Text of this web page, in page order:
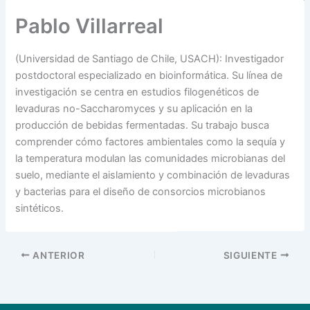
Pablo Villarreal
(Universidad de Santiago de Chile, USACH): Investigador
postdoctoral especializado en bioinformática. Su línea de
investigación se centra en estudios filogenéticos de
levaduras no-Saccharomyces y su aplicación en la
producción de bebidas fermentadas. Su trabajo busca
comprender cómo factores ambientales como la sequía y
la temperatura modulan las comunidades microbianas del
suelo, mediante el aislamiento y combinación de levaduras
y bacterias para el diseño de consorcios microbianos
sintéticos.
ANTERIOR SIGUIENTE